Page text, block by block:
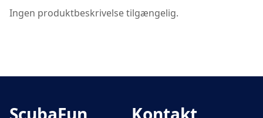
Ingen produktbeskrivelse tilgængelig.